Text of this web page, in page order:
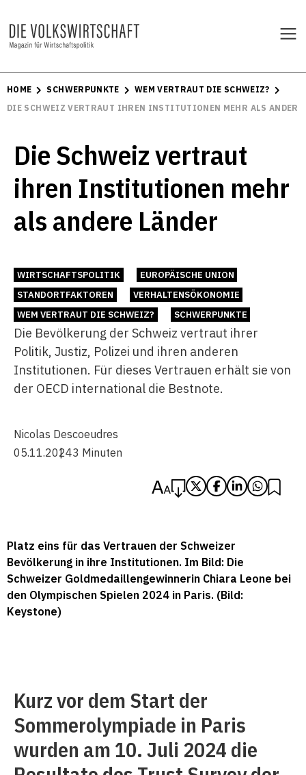
HOME SCHWERPUNKTE
WEM VERTRAUT DIE SCHWEIZ?
DIE SCHWEIZ VERTRAUT IHREN INSTITUTIONEN MEHR ALS ANDERE
Die Schweiz vertraut
ihren Institutionen mehr
als andere Länder
WIRTSCHAFTSPOLITIK
EUROPÄISCHE UNION
STANDORTFAKTOREN
VERHALTENSÖKONOMIE
WEM VERTRAUT DIE SCHWEIZ?
SCHWERPUNKTE
Die Bevölkerung der Schweiz vertraut ihrer
Politik, Justiz, Polizei und ihren anderen
Institutionen. Für dieses Vertrauen erhält sie von
der OECD international die Bestnote.
Nicolas Descoeudres
05.11.20243 Minuten
Platz eins für das Vertrauen der Schweizer
Bevölkerung in ihre Institutionen. Im Bild: Die
Schweizer Goldmedaillengewinnerin Chiara Leone bei
den Olympischen Spielen 2024 in Paris. (Bild:
Keystone)
Kurz vor dem Start der
Sommerolympiade in Paris
wurden am 10. Juli 2024 die